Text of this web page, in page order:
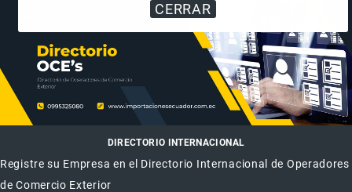
CERRAR
DIRECTORIO INTERNACIONAL
Registre su Empresa en el Directorio Internacional de Operadores
de Comercio Exterior